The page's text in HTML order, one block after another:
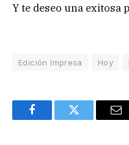
Y te deseo una exitosa
Edición Impresa Hoy
FacebookTwitter